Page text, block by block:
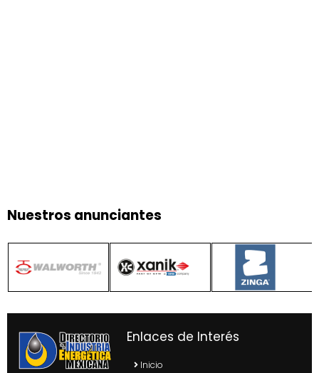
Nuestros anunciantes
Enlaces de Interés
Inicio